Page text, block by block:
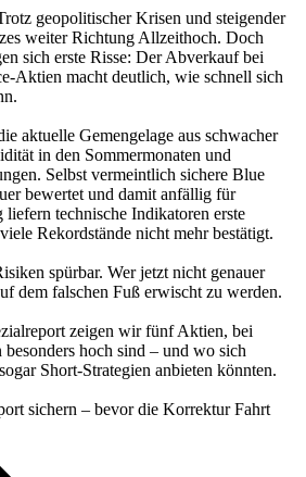
geopolitischer Krisen und steigender
weiter Richtung Allzeithoch. Doch
sich erste Risse: Der Abverkauf bei
Aktien macht deutlich, wie schnell sich
aktuelle Gemengelage aus schwacher
in den Sommermonaten und
Selbst vermeintlich sichere Blue
bewertet und damit anfällig für
technische Indikatoren erste
Rekordstände nicht mehr bestätigt.
spürbar. Wer jetzt nicht genauer
dem falschen Fuß erwischt zu werden.
zeigen wir fünf Aktien, bei
hoch sind – und wo sich
Short-Strategien anbieten könnten.
sichern – bevor die Korrektur Fahrt